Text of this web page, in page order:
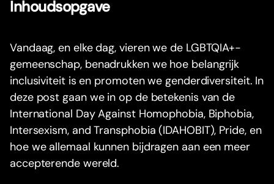
Inhoudsopgave
Vandaag, en elke dag, vieren we de LGBTQIA+-
gemeenschap, benadrukken we hoe belangrijk
inclusiviteit is en promoten we genderdiversiteit. In
deze post gaan we in op de betekenis van de
International Day Against Homophobia, Biphobia,
Intersexism, and Transphobia (IDAHOBIT), Pride, en
hoe we allemaal kunnen bijdragen aan een meer
accepterende wereld.